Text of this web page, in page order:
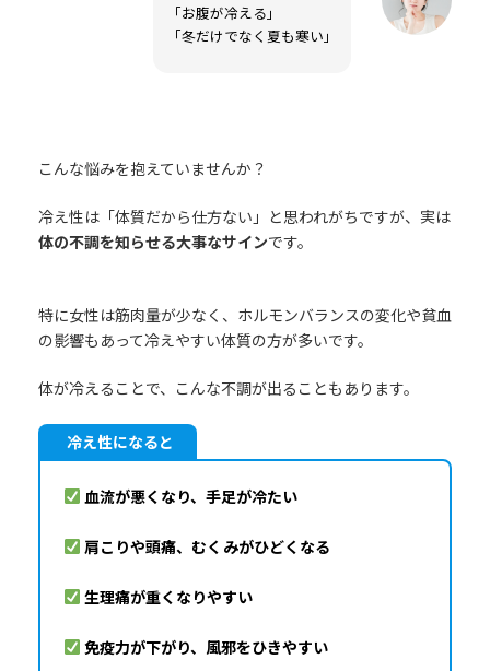
「お腹が冷える」
「冬だけでなく夏も寒い」
こんな悩みを抱えていませんか？
冷え性は「体質だから仕方ない」と思われがちですが、実は
体の不調を知らせる大事なサインです。
特に女性は筋肉量が少なく、ホルモンバランスの変化や貧血
の影響もあって冷えやすい体質の方が多いです。
体が冷えることで、こんな不調が出ることもあります。
冷え性になると
血流が悪くなり、手足が冷たい
肩こりや頭痛、むくみがひどくなる
生理痛が重くなりやすい
免疫力が下がり、風邪をひきやすい